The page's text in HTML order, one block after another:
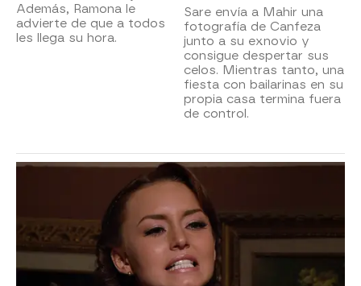
Además, Ramona le
advierte de que a todos
les llega su hora.
Sare envía a Mahir una
fotografía de Canfeza
junto a su exnovio y
consigue despertar sus
celos. Mientras tanto, una
fiesta con bailarinas en su
propia casa termina fuera
de control.